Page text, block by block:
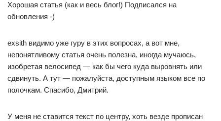
Хорошая статья (как и весь блог!) Подписался на
обновления -)
exsith видимо уже гуру в этих вопросах, а вот мне,
непонятливому статья очень полезна, иногда мучаюсь,
изобретая велосипед — как бы чего куда выровнять или
сдвинуть. А тут — пожалуйста, доступным языком все по
полочкам. Спасибо, Дмитрий.
У меня не ставится текст по центру, хоть везде прописан